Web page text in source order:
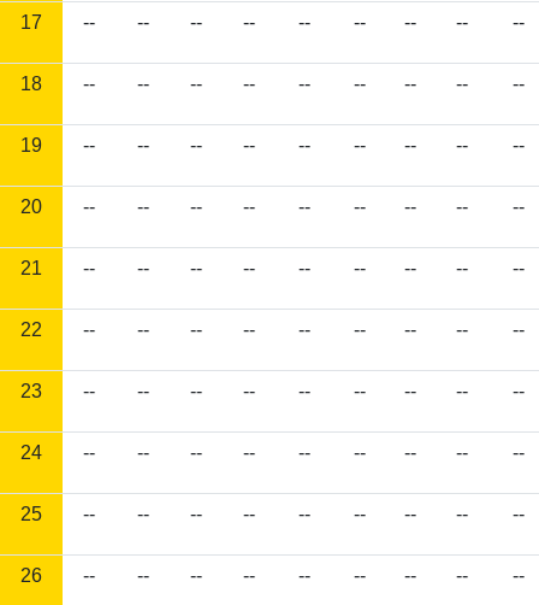
17 -- -- -- -- -- -- -- -- --
18 -- -- -- -- -- -- -- -- --
19 -- -- -- -- -- -- -- -- --
20 -- -- -- -- -- -- -- -- --
21 -- -- -- -- -- -- -- -- --
22 -- -- -- -- -- -- -- -- --
23 -- -- -- -- -- -- -- -- --
24 -- -- -- -- -- -- -- -- --
25 -- -- -- -- -- -- -- -- --
26 -- -- -- -- -- -- -- -- --